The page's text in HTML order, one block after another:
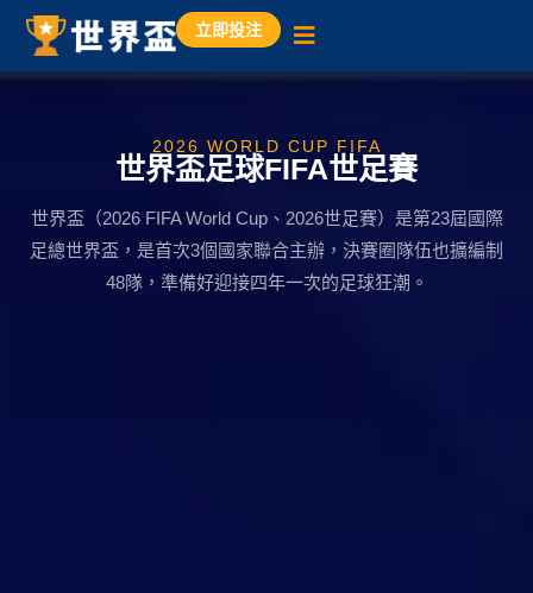
立即投注
2026 WORLD CUP FIFA
世界盃足球FIFA世足賽
世界盃（2026 FIFA World Cup、2026世足賽）是第23屆國際
足總世界盃，是首次3個國家聯合主辦，決賽圈隊伍也擴編制
48隊，準備好迎接四年一次的足球狂潮。